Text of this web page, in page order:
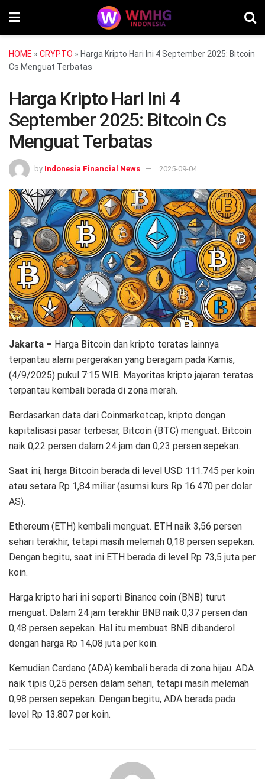
HOME » CRYPTO » Harga Kripto Hari Ini 4 September 2025: Bitcoin
Cs Menguat Terbatas
Harga Kripto Hari Ini 4
September 2025: Bitcoin Cs
Menguat Terbatas
by Indonesia Financial News 2025-09-04
Jakarta – Harga Bitcoin dan kripto teratas lainnya
terpantau alami pergerakan yang beragam pada Kamis,
(4/9/2025) pukul 7:15 WIB. Mayoritas kripto jajaran teratas
terpantau kembali berada di zona merah.
Berdasarkan data dari Coinmarketcap, kripto dengan
kapitalisasi pasar terbesar, Bitcoin (BTC) menguat. Bitcoin
naik 0,22 persen dalam 24 jam dan 0,23 persen sepekan.
Saat ini, harga Bitcoin berada di level USD 111.745 per koin
atau setara Rp 1,84 miliar (asumsi kurs Rp 16.470 per dolar
AS).
Ethereum (ETH) kembali menguat. ETH naik 3,56 persen
sehari terakhir, tetapi masih melemah 0,18 persen sepekan.
Dengan begitu, saat ini ETH berada di level Rp 73,5 juta per
koin.
Harga kripto hari ini seperti Binance coin (BNB) turut
menguat. Dalam 24 jam terakhir BNB naik 0,37 persen dan
0,48 persen sepekan. Hal itu membuat BNB dibanderol
dengan harga Rp 14,08 juta per koin.
Kemudian Cardano (ADA) kembali berada di zona hijau. ADA
naik tipis 0,25 persen dalam sehari, tetapi masih melemah
0,98 persen sepekan. Dengan begitu, ADA berada pada
level Rp 13.807 per koin.